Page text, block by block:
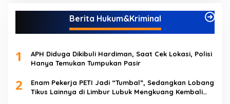
Berita Hukum&Kriminal
1
APH Diduga Dikibuli Hardiman, Saat Cek Lokasi, Polisi
Hanya Temukan Tumpukan Pasir
2
Enam Pekerja PETI Jadi “Tumbal”, Sedangkan Lobang
Tikus Lainnya di Limbur Lubuk Mengkuang Kembali